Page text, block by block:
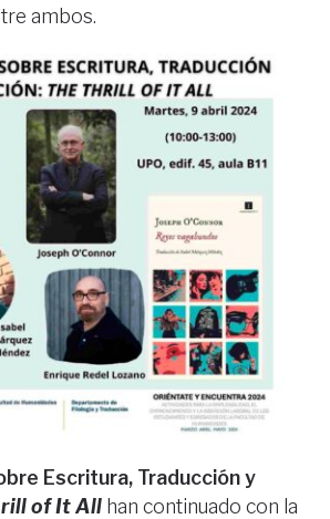
ambos.
Escritura, Traducción y
of It All han continuado con la